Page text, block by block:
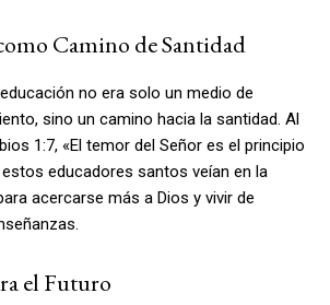
Camino de Santidad
no era solo un medio de
sino un camino hacia la santidad. Al
1:7, «El temor del Señor es el principio
educadores santos veían en la
acercarse más a Dios y vivir de
el Futuro